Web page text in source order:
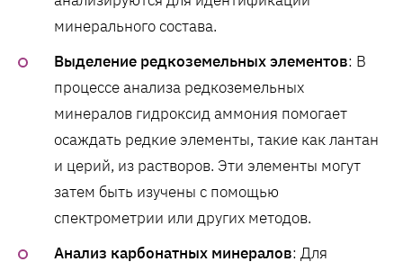
минерального состава.
Выделение редкоземельных элементов: В
процессе анализа редкоземельных
минералов гидроксид аммония помогает
осаждать редкие элементы, такие как лантан
и церий, из растворов. Эти элементы могут
затем быть изучены с помощью
спектрометрии или других методов.
Анализ карбонатных минералов: Для